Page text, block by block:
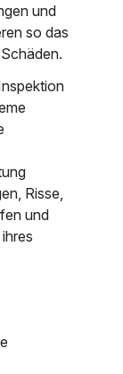
und
so das
Risse,
und